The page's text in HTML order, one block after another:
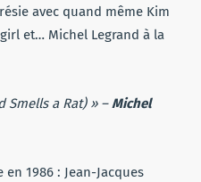
avec quand même Kim
et… Michel Legrand à la
Smells a Rat) » –Michel
1986 : Jean-Jacques